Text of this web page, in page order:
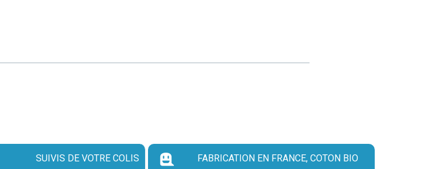
SUIVIS DE VOTRE COLIS FABRICATION EN FRANCE, COTON BIO